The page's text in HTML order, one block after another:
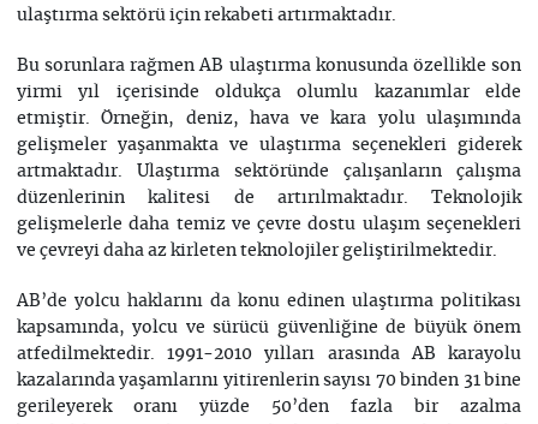
ulaştırma sektörü için rekabeti artırmaktadır.
Bu sorunlara rağmen AB ulaştırma konusunda özellikle son
yirmi yıl içerisinde oldukça olumlu kazanımlar elde
etmiştir. Örneğin, deniz, hava ve kara yolu ulaşımında
gelişmeler yaşanmakta ve ulaştırma seçenekleri giderek
artmaktadır. Ulaştırma sektöründe çalışanların çalışma
düzenlerinin kalitesi de artırılmaktadır. Teknolojik
gelişmelerle daha temiz ve çevre dostu ulaşım seçenekleri
ve çevreyi daha az kirleten teknolojiler geliştirilmektedir.
AB’de yolcu haklarını da konu edinen ulaştırma politikası
kapsamında, yolcu ve sürücü güvenliğine de büyük önem
atfedilmektedir. 1991-2010 yılları arasında AB karayolu
kazalarında yaşamlarını yitirenlerin sayısı 70 binden 31 bine
gerileyerek oranı yüzde 50’den fazla bir azalma